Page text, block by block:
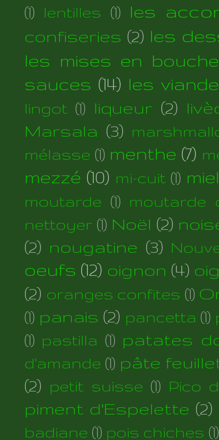
(1)
lentilles (1) les
confiseries (2) les
les mises en bouche
sauces (14) les
lingot (1) liqueur (2)
Marsala (3)
mélasse (1) menthe (7)
mezzé (10) mi-cuit (1) miel
moutarde (1) moutarde
nettoyer (1) Noël (2)
(2) nougatine (3)
oeufs (12) oignon (4)
(2) oranges confites (1)
(1) panais (2) pancetta (1)
(1) pastilla (1) patates
d'amande (1) pâte
(2) petit suisse (1) Pico
piment d'Espelette (2)
badiane (1) pois chiches (1)